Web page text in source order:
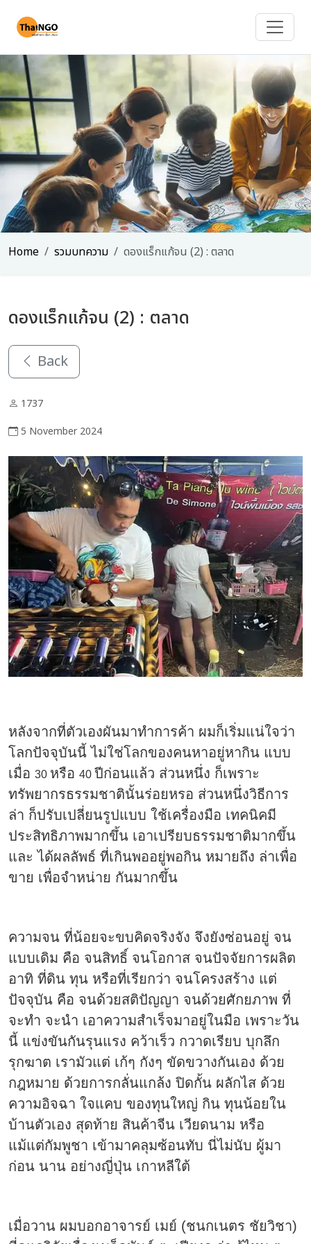
Home รวมบทความ ดองแร็กแก้จน (2) : ตลาด
ดองแร็กแก้จน (2) : ตลาด
Back
1737
5 November 2024
หลังจากที่ตัวเองผันมาทำการค้า ผมก็เริ่มแน่ใจว่า
โลกปัจจุบันนี้ ไม่ใช่โลกของคนหาอยู่หากิน แบบ
เมื่อ 30 หรือ 40 ปีก่อนแล้ว ส่วนหนึ่ง ก็เพราะ
ทรัพยากรธรรมชาตินั้นร่อยหรอ ส่วนหนึ่งวิธีการ
ล่า ก็ปรับเปลี่ยนรูปแบบ ใช้เครื่องมือ เทคนิคมี
ประสิทธิภาพมากขึ้น เอาเปรียบธรรมชาติมากขึ้น
และ ได้ผลลัพธ์ ที่เกินพออยู่พอกิน หมายถึง ล่าเพื่อ
ขาย เพื่อจำหน่าย กันมากขึ้น
ความจน ที่น้อยจะขบคิดจริงจัง จึงยังซ่อนอยู่ จน
แบบเดิม คือ จนสิทธิ์ จนโอกาส จนปัจจัยการผลิต
อาทิ ที่ดิน ทุน หรือที่เรียกว่า จนโครงสร้าง แต่
ปัจจุบัน คือ จนด้วยสติปัญญา จนด้วยศักยภาพ ที่
จะทำ จะนำ เอาความสำเร็จมาอยู่ในมือ เพราะวัน
นี้ แข่งขันกันรุนแรง คว้าเร็ว กวาดเรียบ บุกลึก
รุกฆาต เรามัวแต่ เก้ๆ กังๆ ขัดขวางกันเอง ด้วย
กฎหมาย ด้วยการกลั่นแกล้ง ปิดกั้น ผลักไส ด้วย
ความอิจฉา ใจแคบ ของทุนใหญ่ กิน ทุนน้อยใน
บ้านตัวเอง สุดท้าย สินค้าจีน เวียดนาม หรือ
แม้แต่กัมพูชา เข้ามาคลุมซ้อนทับ นี่ไม่นับ ผู้มา
ก่อน นาน อย่างญี่ปุ่น เกาหลีใต้
เมื่อวาน ผมบอกอาจารย์ เมย์ (ชนกเนตร ชัยวิชา)